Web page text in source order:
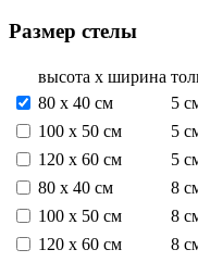
Размер стелы
высота х ширина
80 х 40 см
5
100 х 50 см
5
120 х 60 см
5
80 х 40 см
8
100 х 50 см
8
120 х 60 см
8